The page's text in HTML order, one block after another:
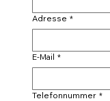
Adresse *
E-Mail *
Telefonnummer *